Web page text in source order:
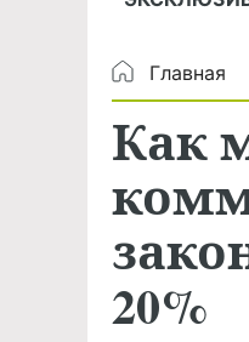
Главная
Как
20%